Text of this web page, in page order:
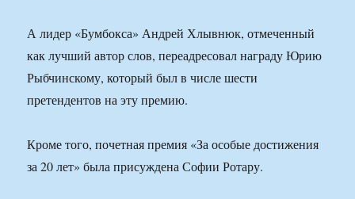
А лидер «Бумбокса» Андрей Хлывнюк, отмеченный
как лучший автор слов, переадресовал награду Юрию
Рыбчинскому, который был в числе шести
претендентов на эту премию.
Кроме того, почетная премия «За особые достижения
за 20 лет» была присуждена Софии Ротару.